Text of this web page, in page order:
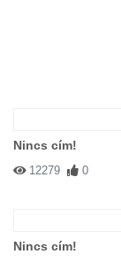
Nincs cím!
12279 0
Nincs cím!